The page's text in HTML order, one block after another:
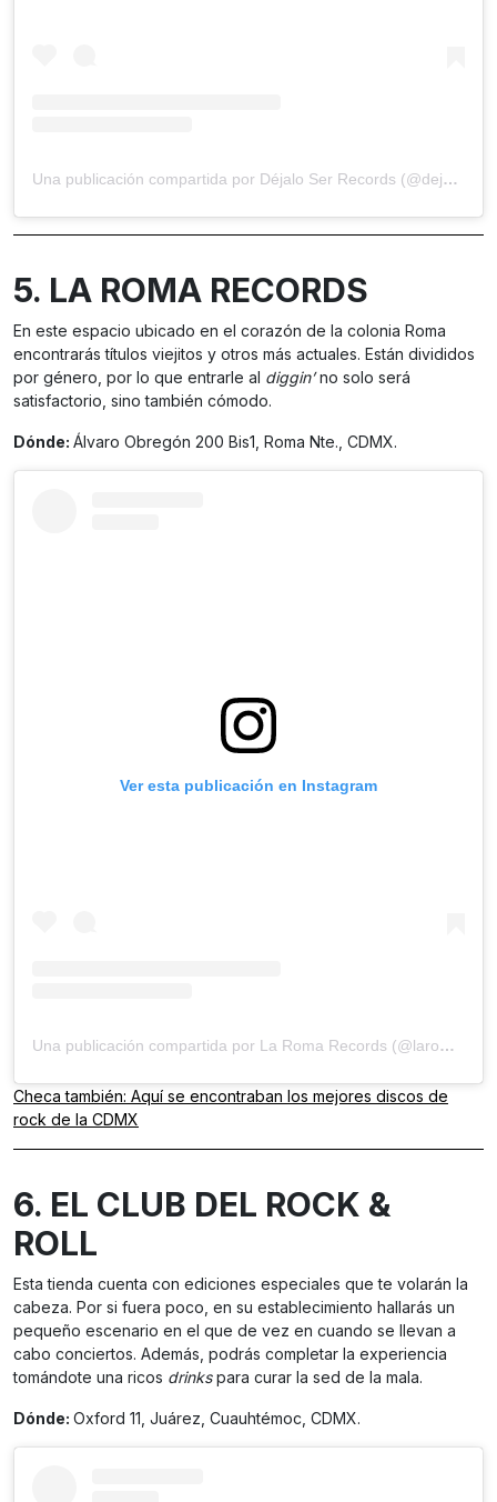
Una publicación compartida por Déjalo Ser Records (@dejaloserrecords)
5. LA ROMA RECORDS
En este espacio ubicado en el corazón de la colonia Roma
encontrarás títulos viejitos y otros más actuales. Están divididos
por género, por lo que entrarle al diggin’no solo será
satisfactorio, sino también cómodo.
Dónde: Álvaro Obregón 200 Bis1, Roma Nte., CDMX.
Ver esta publicación en Instagram
Una publicación compartida por La Roma Records (@laromarecords)
Checa también: Aquí se encontraban los mejores discos de
rock de la CDMX
6. EL CLUB DEL ROCK &
ROLL
Esta tienda cuenta con ediciones especiales que te volarán la
cabeza. Por si fuera poco, en su establecimiento hallarás un
pequeño escenario en el que de vez en cuando se llevan a
cabo conciertos. Además, podrás completar la experiencia
tomándote una ricos drinkspara curar la sed de la mala.
Dónde: Oxford 11, Juárez, Cuauhtémoc, CDMX.